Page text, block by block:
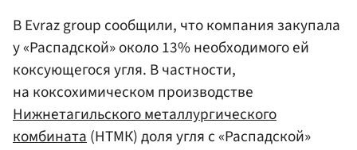
В Evraz group сообщили, что компания закупала
у «Распадской» около 13% необходимого ей
коксующегося угля. В частности,
на коксохимическом производстве
Нижнетагильского металлургического
комбината(НТМК) доля угля с «Распадской»